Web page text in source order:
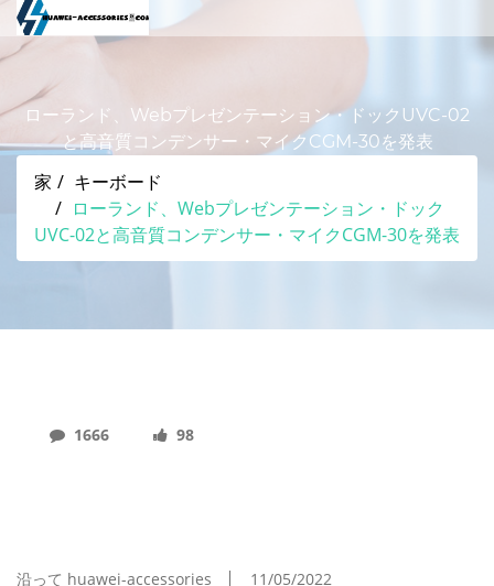
ローランド、Webプレゼンテーション・ドックUVC-02
と高音質コンデンサー・マイクCGM-30を発表
家
キーボード
ローランド、Webプレゼンテーション・ドック
UVC-02と高音質コンデンサー・マイクCGM-30を発表
1666 98
沿って huawei-accessories 11/05/2022